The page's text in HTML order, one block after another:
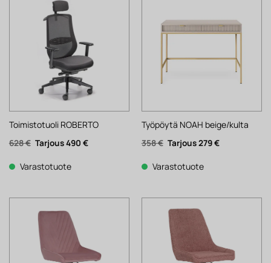
Toimistotuoli ROBERTO
628€ Alkuperäinen
hinta
628 €.
490 €Nykyinen
Varastotuote
Työpöytä NOAH beige/kulta
358€ Alkuperäinen
hinta
358 €.
279€Nykyinen
Varastotuote